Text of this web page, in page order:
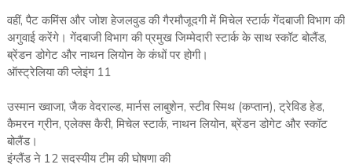
वहीं, पैट कमिंस और जोश हेजलवुड की गैरमौजूदगी में मिचेल स्‍टार्क गेंदबाजी विभाग की
अगुवाई करेंगे। गेंदबाजी विभाग की प्रमुख जिम्‍मेदारी स्‍टार्क के साथ स्‍कॉट बोलैंड,
ब्रेंडन डोगेट और नाथन लियोन के कंधों पर होगी।
ऑस्‍ट्रेलिया की प्‍लेइंग 11
उस्‍मान ख्‍वाजा, जैक वेदराल्‍ड, मार्नस लाबुशेन, स्‍टीव स्मिथ (कप्‍तान), ट्रेविड हेड,
कैमरन ग्रीन, एलेक्‍स कैरी, मिचेल स्‍टार्क, नाथन लियोन, ब्रेंडन डोगेट और स्‍कॉट
बोलैंड।
इंग्‍लैंड ने 12 सदस्‍यीय टीम की घोषणा की